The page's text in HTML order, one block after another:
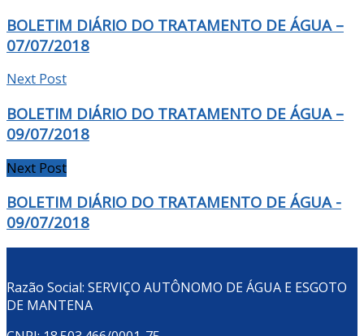
BOLETIM DIÁRIO DO TRATAMENTO DE ÁGUA –
07/07/2018
Next Post
BOLETIM DIÁRIO DO TRATAMENTO DE ÁGUA –
09/07/2018
Next Post
BOLETIM DIÁRIO DO TRATAMENTO DE ÁGUA -
09/07/2018
Razão Social: SERVIÇO AUTÔNOMO DE ÁGUA E ESGOTO
DE MANTENA